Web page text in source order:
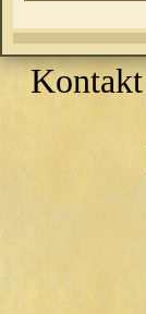
Kontakt